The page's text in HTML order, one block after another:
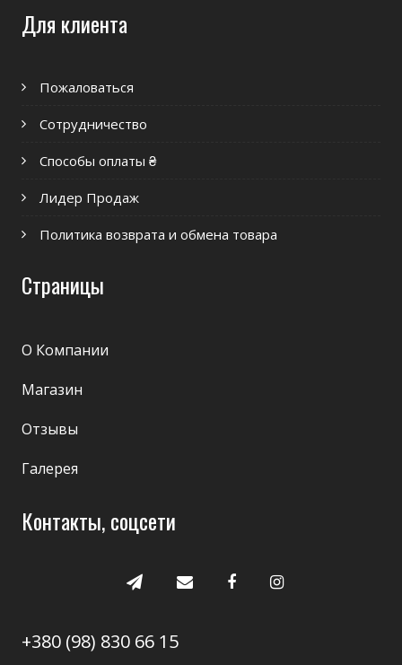
Для клиента
Пожаловаться
Сотрудничество
Способы оплаты ₴
Лидер Продаж
Политика возврата и обмена товара
Страницы
О Компании
Магазин
Отзывы
Галерея
Контакты, соцсети
+380 (98) 830 66 15